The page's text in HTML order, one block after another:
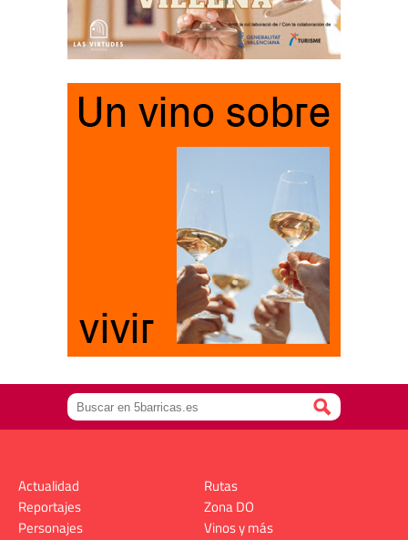
Actualidad
Reportajes
Personajes
Rutas
Zona DO
Vinos y más